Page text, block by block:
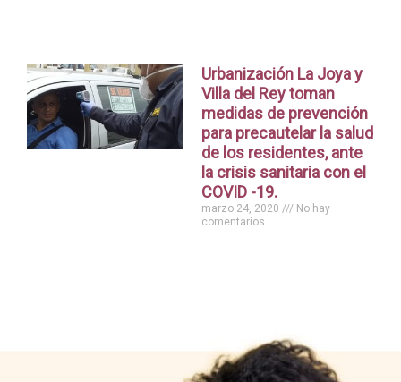
Urbanización La Joya y
Villa del Rey toman
medidas de prevención
para precautelar la salud
de los residentes, ante
la crisis sanitaria con el
COVID -19.
marzo 24, 2020
No hay
comentarios